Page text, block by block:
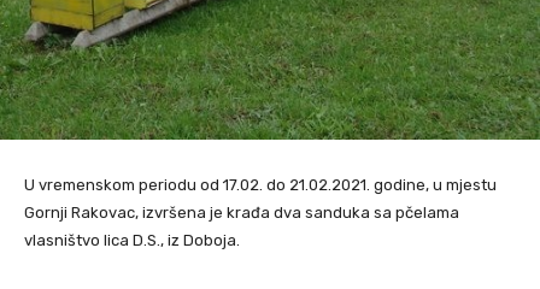
U vremenskom periodu od 17.02. do 21.02.2021. godine, u mjestu
Gornji Rakovac, izvršena je krađa dva sanduka sa pčelama
vlasništvo lica D.S., iz Doboja.